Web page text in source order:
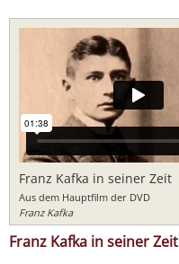
Franz Kafka in seiner Zeit
Aus dem Hauptfilm der DVD
Franz Kafka
Franz Kafka in seiner Zeit